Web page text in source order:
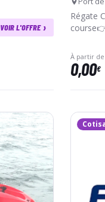
VOIR L'OFFRE ›
Régate
À partir de
0,00€